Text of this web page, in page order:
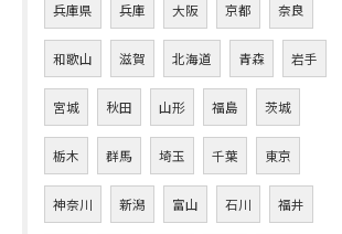
兵庫県 兵庫 大阪 京都 奈良
和歌山 滋賀 北海道 青森 岩手
宮城 秋田 山形 福島 茨城
栃木 群馬 埼玉 千葉 東京
神奈川 新潟 富山 石川 福井